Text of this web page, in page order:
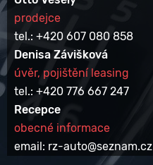
prodejce
tel.: +420 607 080 858
Denisa Závišková
úvěr, pojištění leasing
tel.: +420 776 667 247
Recepce
obecné informace
email: rz-auto@seznam.cz